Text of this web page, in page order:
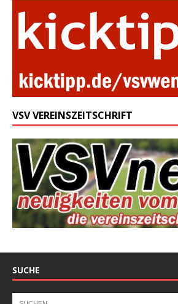
VSV VEREINSZEITSCHRIFT
SUCHE